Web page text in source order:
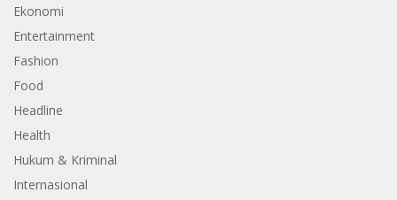
Ekonomi
Entertainment
Fashion
Food
Headline
Health
Hukum & Kriminal
Internasional